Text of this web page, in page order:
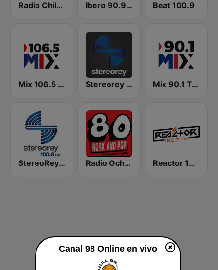
Radio Chilango 105.3 FM Ibero 90.9 FM Beat 100.9
Mix 106.5 Querétaro Stereorey México Mix 90.1 Toluca
StereoRey 100.9 FM Radio Ochentas México Reactor 105.7 FM
Canal 98 Online en vivo